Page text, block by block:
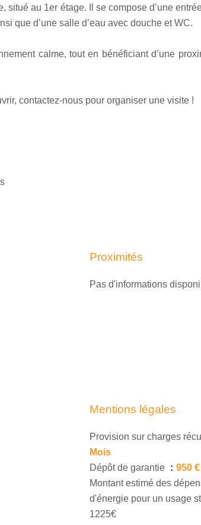
situé au 1er étage. Il se compose d’une
que d’une salle d’eau avec douche et WC.
calme, tout en bénéficiant d’une
contactez-nous pour organiser une visite !
Proximités
Pas d'informations
Mentions légales
Provision sur charges
Mois
Dépôt de garantie
950 €
Montant estimé des
d'énergie pour un usage
1225€